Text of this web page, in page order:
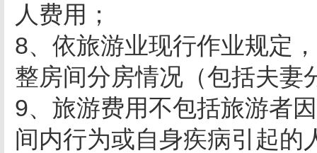
人费用；
8、依旅游业现行作业规定
整房间分房情况（包括夫妻
9、旅游费用不包括旅游者
间内行为或自身疾病引起的